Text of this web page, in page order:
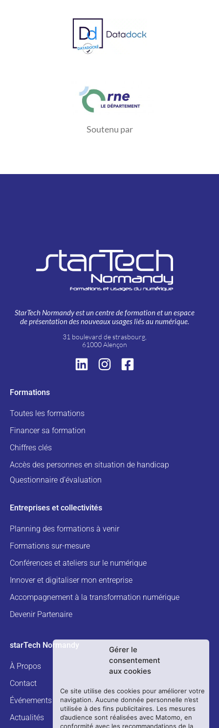
Gérer le
consentement
aux cookies
Ce site utilise des cookies pour améliorer votre
navigation. Aucune donnée personnelle n’est
utilisée à des fins publicitaires. Les mesures
d’audience sont réalisées avec Matomo, en
conformité avec les recommandations de la
Soutenu par
StarTech Normandy est un centre de formation et un espace
de présentation des nouveaux usages liés au numérique.
31 boulevard de strasbourg,
61000 Alençon
Formations
Toutes les formations
Financer sa formation
Chiffres clés
Accès des personnes en situation de handicap
Questionnaire d’évaluation
Entreprises et collectivités
Planning des formations à venir
Formations sur-mesure
Conférences et ateliers sur le numérique
Innover et digitaliser mon entreprise
Accompagnement à la transformation numérique
Devenir Partenaire
starTech Normandy
À Propos
Contact
Événements
Actualités